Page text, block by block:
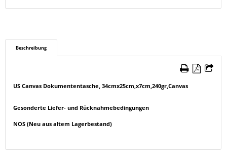
Beschreibung
US Canvas Dokumententasche, 34cmx25cm,x7cm,240gr,Canvas
Gesonderte Liefer- und Rücknahmebedingungen
NOS (Neu aus altem Lagerbestand)